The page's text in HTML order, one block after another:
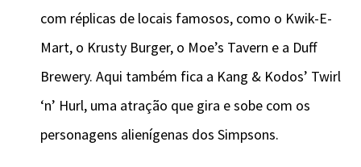
com réplicas de locais famosos, como o Kwik-E-
Mart, o Krusty Burger, o Moe’s Tavern e a Duff
Brewery. Aqui também fica a Kang & Kodos’ Twirl
‘n’ Hurl, uma atração que gira e sobe com os
personagens alienígenas dos Simpsons.